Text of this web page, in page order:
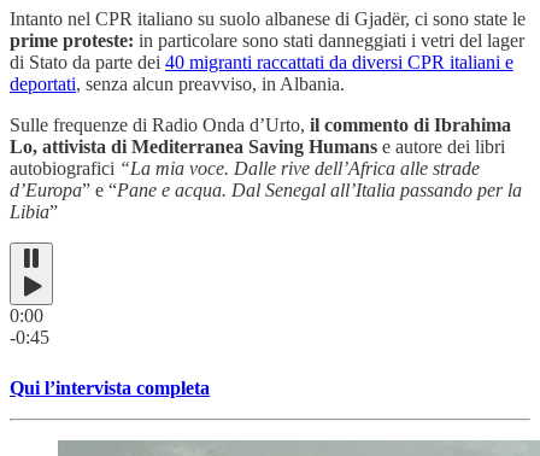
Intanto nel CPR italiano su suolo albanese di Gjadër, ci sono state le
prime proteste: in particolare sono stati danneggiati i vetri del lager
di Stato da parte dei 40 migranti raccattati da diversi CPR italiani e
deportati, senza alcun preavviso, in Albania.
Sulle frequenze di Radio Onda d’Urto, il commento di Ibrahima
Lo, attivista di Mediterranea Saving Humans e autore dei libri
autobiografici “La mia voce. Dalle rive dell’Africa alle strade
d’Europa” e “Pane e acqua. Dal Senegal all’Italia passando per la
Libia”
0:00
-0:45
Qui l’intervista completa